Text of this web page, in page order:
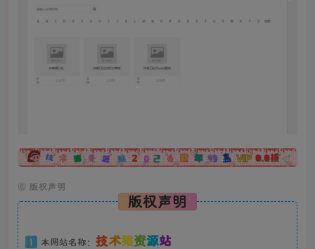
广告
© 版权声明
版权声明
1 本网站名称： 技术猿资源站